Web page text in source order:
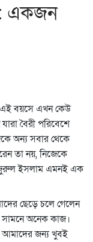
একজন
এই বয়সে এখন কেউ
বৈরী পরিবেশে
অন্য সবার থেকে
তা নয়, নিজেকে
ইসলাম এমনই এক
ছেড়ে চলে গেলেন
অনেক কাজ।
আমাদের জন্য খুবই